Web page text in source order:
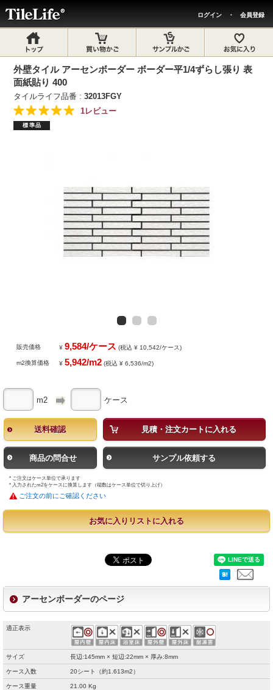
ログイン ・ 会員登録
外壁タイル アーセンボーダー ボーダー平1/4ずらし張り 表
面紙貼り 400
タイルライフ品番 :32013FGY
1レビュー
標準品
販売価格 ¥9,584/ケース (税込 ¥ 10,542/ケース)
m2換算価格 ¥5,942/m2 (税込 ¥ 6,536/m2)
m2 ケース
送料確認 見積・注文カートに入れる
商品の問合せ サンプル依頼する
* ご注文はケース単位で承ります
* 入力されたm2をケースに換算します（端数はケース単位で切り上げ）
ご注文の前にご確認ください
お気に入りリストに入れる
アーセンボーダーのページ
適正表示
サイズ 長辺:145mm × 短辺:22mm × 厚み:8mm
ケース入数 20シート（約1.613m2）
ケース重量 21.00 Kg